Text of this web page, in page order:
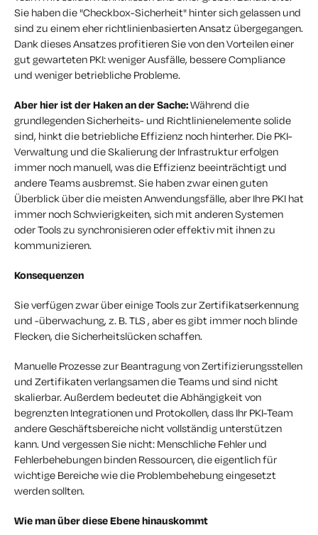
Sie haben die "Checkbox-Sicherheit" hinter sich gelassen und
sind zu einem eher richtlinienbasierten Ansatz übergegangen.
Dank dieses Ansatzes profitieren Sie von den Vorteilen einer
gut gewarteten PKI: weniger Ausfälle, bessere Compliance
und weniger betriebliche Probleme.
Aber hier ist der Haken an der Sache:Während die
grundlegenden Sicherheits- und Richtlinienelemente solide
sind, hinkt die betriebliche Effizienz noch hinterher. Die PKI-
Verwaltung und die Skalierung der Infrastruktur erfolgen
immer noch manuell, was die Effizienz beeinträchtigt und
andere Teams ausbremst. Sie haben zwar einen guten
Überblick über die meisten Anwendungsfälle, aber Ihre PKI hat
immer noch Schwierigkeiten, sich mit anderen Systemen
oder Tools zu synchronisieren oder effektiv mit ihnen zu
kommunizieren.
Konsequenzen
Sie verfügen zwar über einige Tools zur Zertifikatserkennung
und -überwachung, z. B. TLS , aber es gibt immer noch blinde
Flecken, die Sicherheitslücken schaffen.
Manuelle Prozesse zur Beantragung von Zertifizierungsstellen
und Zertifikaten verlangsamen die Teams und sind nicht
skalierbar. Außerdem bedeutet die Abhängigkeit von
begrenzten Integrationen und Protokollen, dass Ihr PKI-Team
andere Geschäftsbereiche nicht vollständig unterstützen
kann. Und vergessen Sie nicht: Menschliche Fehler und
Fehlerbehebungen binden Ressourcen, die eigentlich für
wichtige Bereiche wie die Problembehebung eingesetzt
werden sollten.
Wie man über diese Ebene hinauskommt